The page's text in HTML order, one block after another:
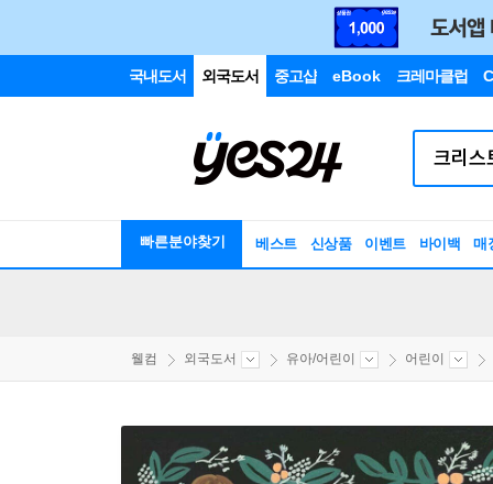
국내도서 외국도서 중고샵 eBook 크레마클럽
빠른분야찾기 베스트 신상품 이벤트 바이백 매
웰컴 외국도서 유아/어린이 어린이